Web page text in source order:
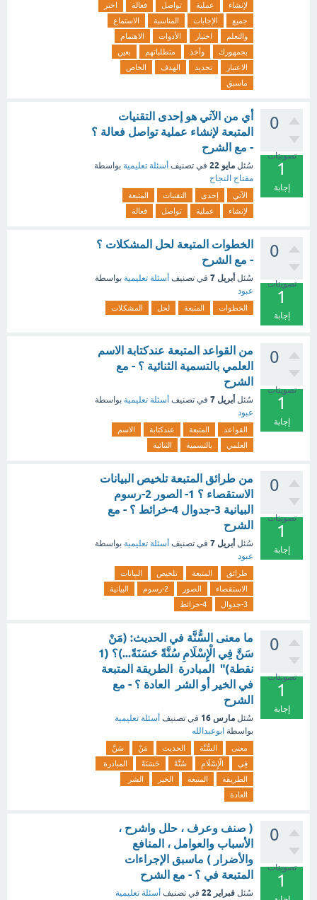
لإنشاء
عملية تواصل فعالة
اختر
جميع
الإجابات المناسبة
الاستماع
والتعلم
اختيار الأدوات
الاهتمام
بجمهورك
وأخذ متطلباتهم
بعين
الاعتبار
تحديد الهدف
الخاص
ماسبق
0
تصويتات
1
إجابة
أي من الآتي هو إحدى التقنيات
المتبعة لإنشاء عملية تواصل فعالة ؟
- مع الشرح
سُئل مايو 22 في تصنيف أسئلة تعليمية بواسطة
مفتاح النجاح
الآتي إحدى التقنيات
المتبعة
لإنشاء
عملية تواصل فعالة
0
تصويتات
1
إجابة
الخطوات المتبعة لحل المشكلات ؟
- مع الشرح
سُئل أبريل 7 في تصنيف أسئلة تعليمية بواسطة
عبود
الخطوات المتبعة لحل المشكلات
0
تصويتات
1
إجابة
من القواعد المتبعة عندكتابة الاسم
العلمي بالتسمية الثنائية ؟ - مع
الشرح
سُئل أبريل 7 في تصنيف أسئلة تعليمية بواسطة
عبود
القواعد المتبعة عندكتابة
الاسم
العلمي
بالتسمية الثنائية
0
تصويتات
1
إجابة
من طرائق المتبعة تلخيص البيانات
الاستقصاء ؟ 1- الصور 2-رسوم
البيانية 3-جدوال 4-خرائط ؟ - مع
الشرح
سُئل أبريل 7 في تصنيف أسئلة تعليمية بواسطة
عبود
طرائق المتبعة تلخيص
البيانات
الاستقصاء
الصور 2-رسوم
البيانية
3-جدوال
4-خرائط
0
تصويتات
1
إجابة
ما معنى السُّنَّة في الحديث: (مَنْ
سَنَّ فِي الْإِسْلَامِ سُنَّةً حَسَنَةً...)؟ (1
نقطة)" المبادرة الطريقة المتبعة
في الخير أو الشر العادة ؟ - مع
الشرح
سُئل مارس 16 في تصنيف أسئلة تعليمية
بواسطة ابوعبدالله
معنى السُّنَّة الحديث مَنْ
سَنَّ
فِي
الْإِسْلَامِ سُنَّةً حَسَنَةً
المبادرة
الطريقة
المتبعة الخير
الشر
العادة
0
تصويتات
1
( صنف وعرف ، حلل واشرح ،
الأسباب والعوامل ، المنافع
والأضرار ) ماسبق الإجراءات
المتبعة في ؟ - مع الشرح
سُئل فبراير 22 في تصنيف أسئلة تعليمية